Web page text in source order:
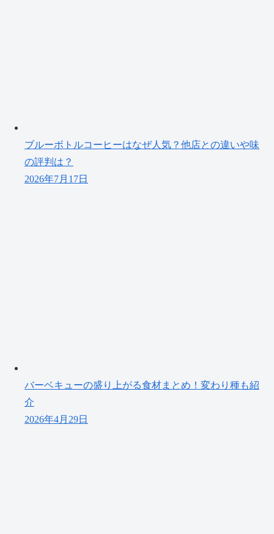
ブルーボトルコーヒーはなぜ人気？他店との違いや味
の評判は？
2026年7月17日
バーベキューの盛り上がる食材まとめ！変わり種も紹
介
2026年4月29日